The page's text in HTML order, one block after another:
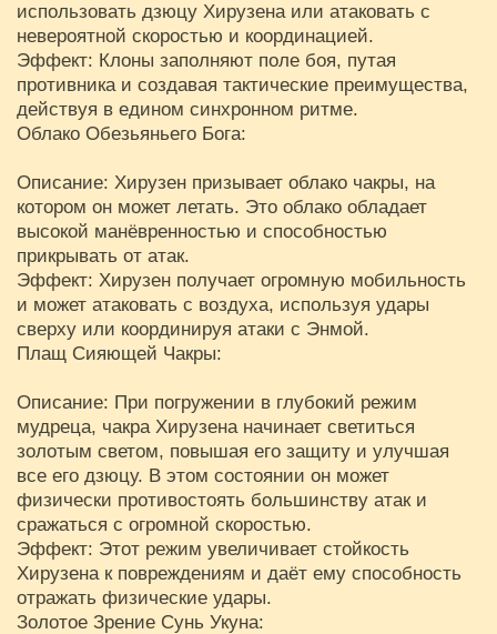
использовать дзюцу Хирузена или атаковать с
невероятной скоростью и координацией.
Эффект: Клоны заполняют поле боя, путая
противника и создавая тактические преимущества,
действуя в едином синхронном ритме.
Облако Обезьяньего Бога:
Описание: Хирузен призывает облако чакры, на
котором он может летать. Это облако обладает
высокой манёвренностью и способностью
прикрывать от атак.
Эффект: Хирузен получает огромную мобильность
и может атаковать с воздуха, используя удары
сверху или координируя атаки с Энмой.
Плащ Сияющей Чакры:
Описание: При погружении в глубокий режим
мудреца, чакра Хирузена начинает светиться
золотым светом, повышая его защиту и улучшая
все его дзюцу. В этом состоянии он может
физически противостоять большинству атак и
сражаться с огромной скоростью.
Эффект: Этот режим увеличивает стойкость
Хирузена к повреждениям и даёт ему способность
отражать физические удары.
Золотое Зрение Сунь Укуна: